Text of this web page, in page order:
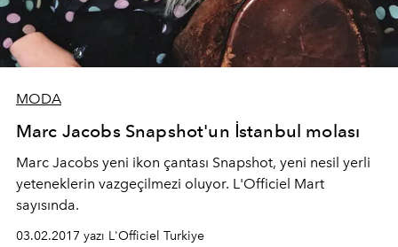
MODA
Marc Jacobs Snapshot'un İstanbul molası
Marc Jacobs yeni ikon çantası Snapshot, yeni nesil yerli
yeteneklerin vazgeçilmezi oluyor. L'Officiel Mart
sayısında.
03.02.2017 yazı L'Officiel Turkiye